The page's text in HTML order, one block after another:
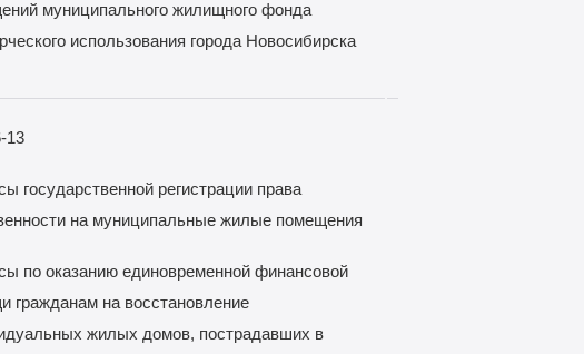
муниципального жилищного фонда
использования города Новосибирска
13
государственной регистрации права
на муниципальные жилые помещения
по оказанию единовременной финансовой
гражданам на восстановление
жилых домов, пострадавших в